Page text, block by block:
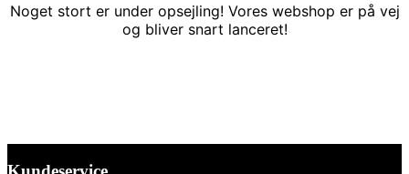
Noget stort er under opsejling! Vores webshop er på vej
og bliver snart lanceret!